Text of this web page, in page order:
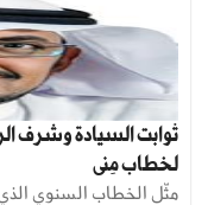
ثوابت السيادة وشرف
لخطاب مِنى
مثّل الخطاب السنوي